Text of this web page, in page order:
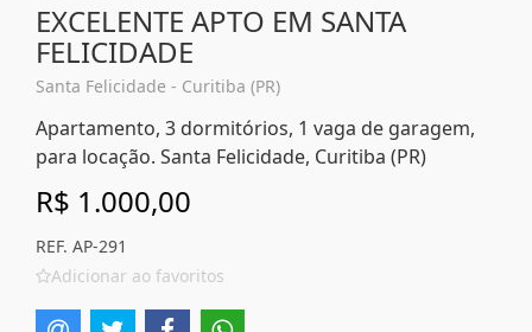
EXCELENTE APTO EM SANTA
FELICIDADE
Santa Felicidade - Curitiba (PR)
Apartamento, 3 dormitórios, 1 vaga de garagem,
para locação. Santa Felicidade, Curitiba (PR)
R$ 1.000,00
REF. AP-291
Adicionar ao favoritos